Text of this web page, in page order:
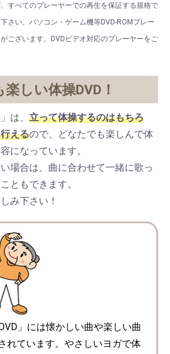
すべてのプレーヤーでの再生を保証する規格で
さい。パソコン・ゲーム機等DVD-ROMプレー
ございます。DVDビデオ対応のプレーヤーをご
しい体操DVD！
は、 立って体操するのはもちろ
えるので、どなたでも楽しんで体
になっています。
場合は、曲に合わせて一緒に歌っ
ともできます。
み下さい！
」には懐かしい曲や楽しい曲
れています。やさしいヨガで体